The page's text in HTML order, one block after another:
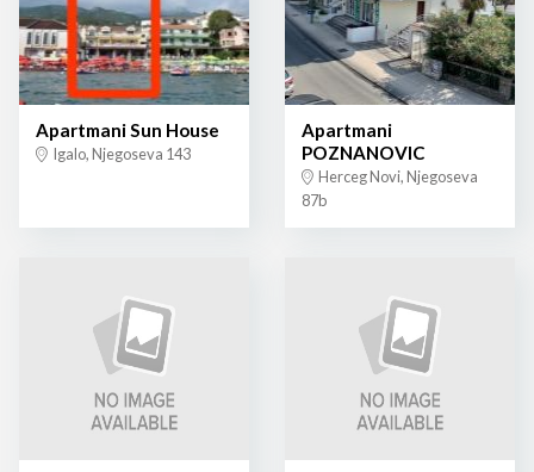
Apartmani Sun House
Igalo, Njegoseva 143
Apartmani
POZNANOVIC
Herceg Novi, Njegoseva
87b